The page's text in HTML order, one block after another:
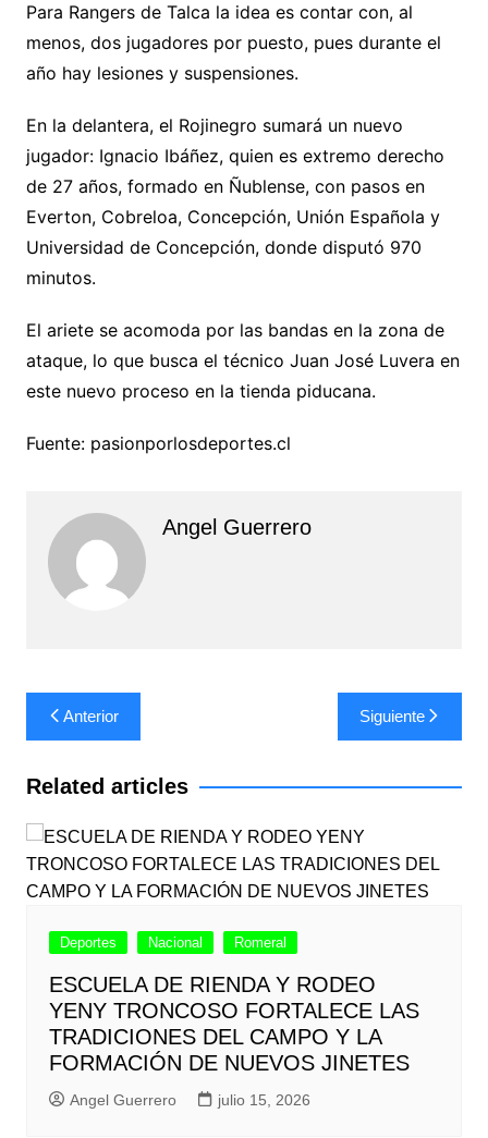
Para Rangers de Talca la idea es contar con, al
menos, dos jugadores por puesto, pues durante el
año hay lesiones y suspensiones.
En la delantera, el Rojinegro sumará un nuevo
jugador: Ignacio Ibáñez, quien es extremo derecho
de 27 años, formado en Ñublense, con pasos en
Everton, Cobreloa, Concepción, Unión Española y
Universidad de Concepción, donde disputó 970
minutos.
El ariete se acomoda por las bandas en la zona de
ataque, lo que busca el técnico Juan José Luvera en
este nuevo proceso en la tienda piducana.
Fuente: pasionporlosdeportes.cl
Angel Guerrero
Navegación
de
entradas
Anterior Siguiente
Related articles
Deportes Nacional Romeral
ESCUELA DE RIENDA Y RODEO
YENY TRONCOSO FORTALECE LAS
TRADICIONES DEL CAMPO Y LA
FORMACIÓN DE NUEVOS JINETES
Angel Guerrero julio 15, 2026